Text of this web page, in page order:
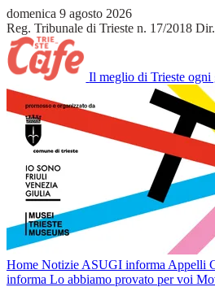
domenica 9 agosto 2026
Reg. Tribunale di Trieste n. 17/2018
Il meglio di Trieste ogni
Home Notizie ASUGI informa Appelli
informa Lo abbiamo provato per voi